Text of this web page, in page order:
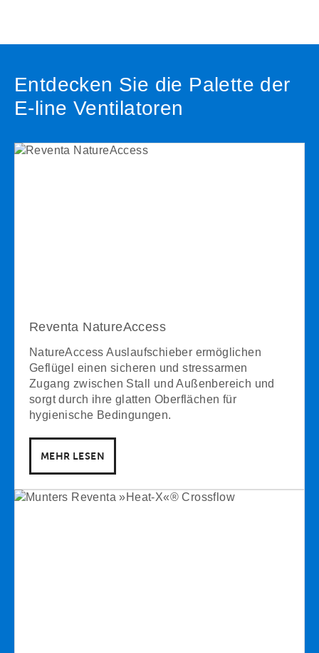
Entdecken Sie die Palette der
E-line Ventilatoren
Reventa NatureAccess
NatureAccess Auslaufschieber ermöglichen
Geflügel einen sicheren und stressarmen
Zugang zwischen Stall und Außenbereich und
sorgt durch ihre glatten Oberflächen für
hygienische Bedingungen.
MEHR LESEN